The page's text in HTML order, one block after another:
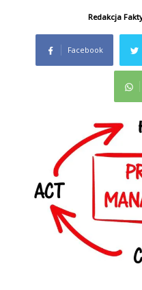
Redakcja
Facebook